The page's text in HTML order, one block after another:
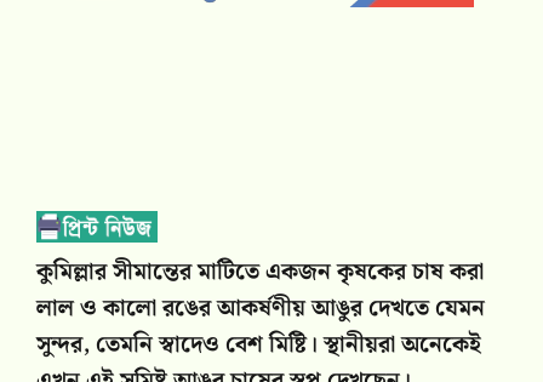
কুমিল্লার সীমান্তের মাটিতে একজন কৃষকের চাষ করা
লাল ও কালো রঙের আকর্ষণীয় আঙুর দেখতে যেমন
সুন্দর, তেমনি স্বাদেও বেশ মিষ্টি। স্থানীয়রা অনেকেই